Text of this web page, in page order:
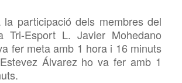
participació dels membres del
Tri-Esport L. Javier Mohedano
fer meta amb 1 hora i 16 minuts
Álvarez ho va fer amb 1